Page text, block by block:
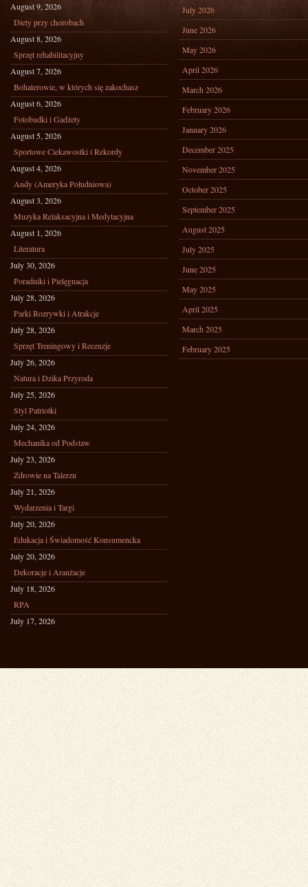
August 9, 2026
Diety przy chorobach
August 8, 2026
Sprzęt rehabilitacyjny
August 7, 2026
Bohaterowie, w których się zakochasz
August 6, 2026
Fotobudki i Gadżety
August 5, 2026
Sportowe Ciekawostki i Rekordy
August 4, 2026
Andy (Ameryka Południowa)
August 3, 2026
Muzyka Relaksacyjna i Medytacyjna
August 1, 2026
Literatura
July 30, 2026
Poradniki i Pielęgnacja
July 28, 2026
Parki Rozrywki i Atrakcje
July 28, 2026
Sprzęt Treningowy i Recenzje
July 26, 2026
Natura i Dzika Przyroda
July 25, 2026
Styl Patriotki
July 24, 2026
Mechanika od Podstaw
July 23, 2026
Zdrowie na Talerzu
July 21, 2026
Wydarzenia i Targi
July 20, 2026
Edukacja i Świadomość Konsumencka
July 20, 2026
Dekoracje i Aranżacje
July 18, 2026
RPA
July 17, 2026
July 2026
June 2026
May 2026
April 2026
March 2026
February 2026
January 2026
December 2025
November 2025
October 2025
September 2025
August 2025
July 2025
June 2025
May 2025
April 2025
March 2025
February 2025